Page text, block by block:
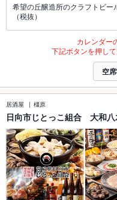
希望の丘醸造所のクラフトビ
（税抜）
カレンダー
下記ボタンを押し
空
居酒屋 橿原
日向市じとっこ組合 大和八